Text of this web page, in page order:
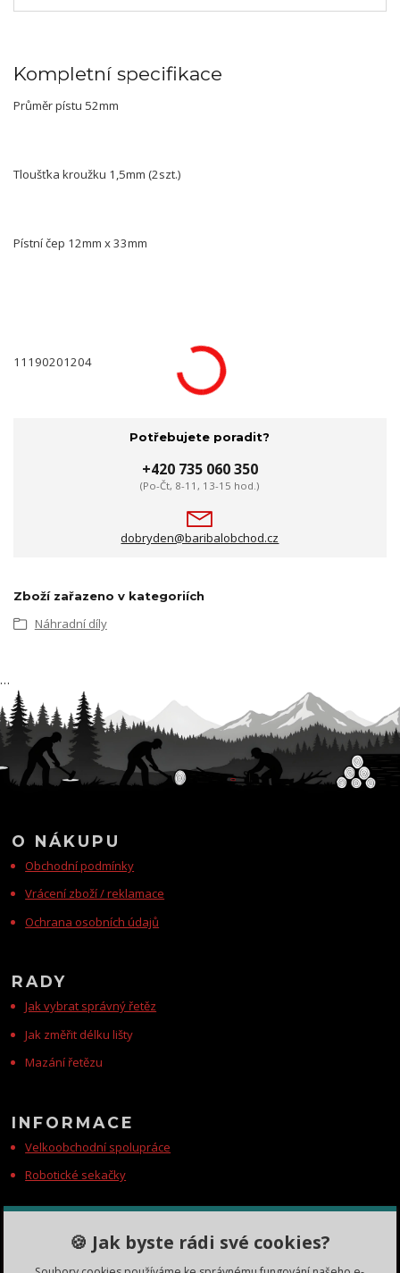
Kompletní specifikace
Průměr pístu 52mm
Tloušťka kroužku 1,5mm (2szt.)
Pístní čep 12mm x 33mm
11190201204
Potřebujete poradit?
+420 735 060 350
(Po-Čt, 8-11, 13-15 hod.)
dobryden@baribalobchod.cz
Zboží zařazeno v kategoriích
Náhradní díly
O NÁKUPU
Obchodní podmínky
Vrácení zboží / reklamace
Ochrana osobních údajů
RADY
Jak vybrat správný řetěz
Jak změřit délku lišty
Mazání řetězu
INFORMACE
Velkoobchodní spolupráce
Robotické sekačky
KONTAKTY
Zákaznická podpora
…
🍪 Jak byste rádi své cookies?